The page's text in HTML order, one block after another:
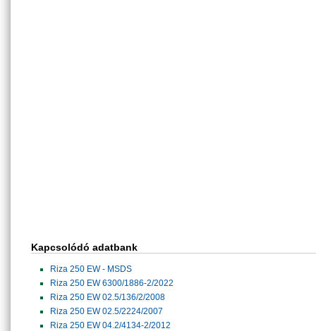
Kapcsolódó adatbank
Riza 250 EW - MSDS
Riza 250 EW 6300/1886-2/2022
Riza 250 EW 02.5/136/2/2008
Riza 250 EW 02.5/2224/2007
Riza 250 EW 04.2/4134-2/2012